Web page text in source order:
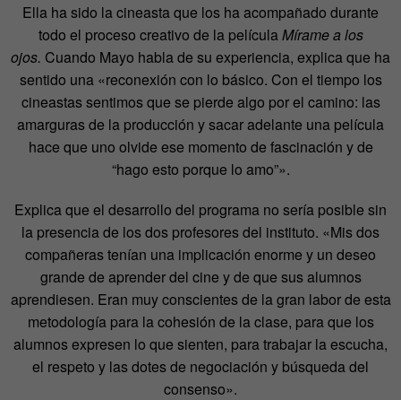
Ella ha sido la cineasta que los ha acompañado durante
todo el proceso creativo de la película Mírame a los
ojos. Cuando Mayo habla de su experiencia, explica que ha
sentido una «reconexión con lo básico. Con el tiempo los
cineastas sentimos que se pierde algo por el camino: las
amarguras de la producción y sacar adelante una película
hace que uno olvide ese momento de fascinación y de
“hago esto porque lo amo”».
Explica que el desarrollo del programa no sería posible sin
la presencia de los dos profesores del instituto. «Mis dos
compañeras tenían una implicación enorme y un deseo
grande de aprender del cine y de que sus alumnos
aprendiesen. Eran muy conscientes de la gran labor de esta
metodología para la cohesión de la clase, para que los
alumnos expresen lo que sienten, para trabajar la escucha,
el respeto y las dotes de negociación y búsqueda del
consenso».